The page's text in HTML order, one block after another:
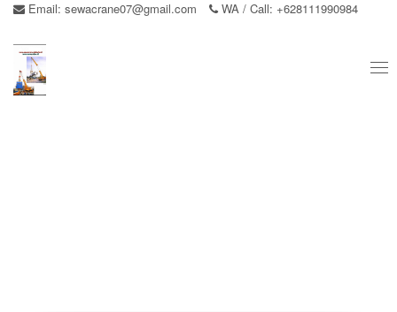
Email: sewacrane07@gmail.com WA / Call: +628111990984